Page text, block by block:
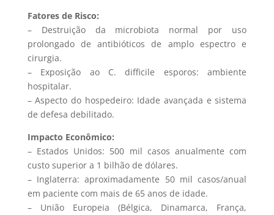
Fatores de Risco:
– Destruição da microbiota normal por uso
prolongado de antibióticos de amplo espectro e
cirurgia.
– Exposição ao C. difficile esporos: ambiente
hospitalar.
– Aspecto do hospedeiro: Idade avançada e sistema
de defesa debilitado.
Impacto Econômico:
– Estados Unidos: 500 mil casos anualmente com
custo superior a 1 bilhão de dólares.
– Inglaterra: aproximadamente 50 mil casos/anual
em paciente com mais de 65 anos de idade.
– União Europeia (Bélgica, Dinamarca, França,